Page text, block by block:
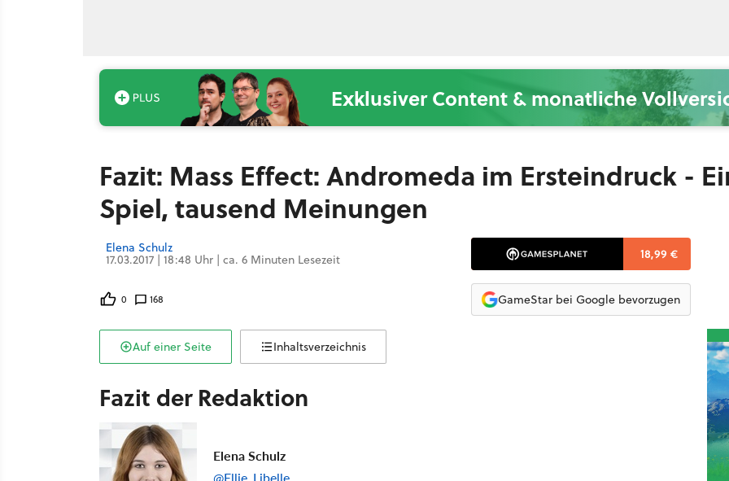
Exklusiver Content & monatliche
Fazit: Mass Effect: Andromeda im Ersteindruck -
Spiel, tausend Meinungen
Elena Schulz
17.03.2017 | 18:48 Uhr | ca. 6 Minuten Lesezeit
0 168
18,99 €
GameStar bei Google bevorzugen
Auf einer Seite Inhaltsverzeichnis
Fazit der Redaktion
Elena Schulz